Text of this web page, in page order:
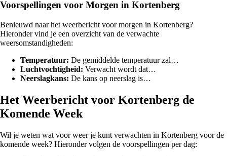
Voorspellingen voor Morgen in Kortenberg
Benieuwd naar het weerbericht voor morgen in Kortenberg?
Hieronder vind je een overzicht van de verwachte
weersomstandigheden:
Temperatuur: De gemiddelde temperatuur zal…
Luchtvochtigheid: Verwacht wordt dat…
Neerslagkans: De kans op neerslag is…
Het Weerbericht voor Kortenberg de
Komende Week
Wil je weten wat voor weer je kunt verwachten in Kortenberg voor de
komende week? Hieronder volgen de voorspellingen per dag: